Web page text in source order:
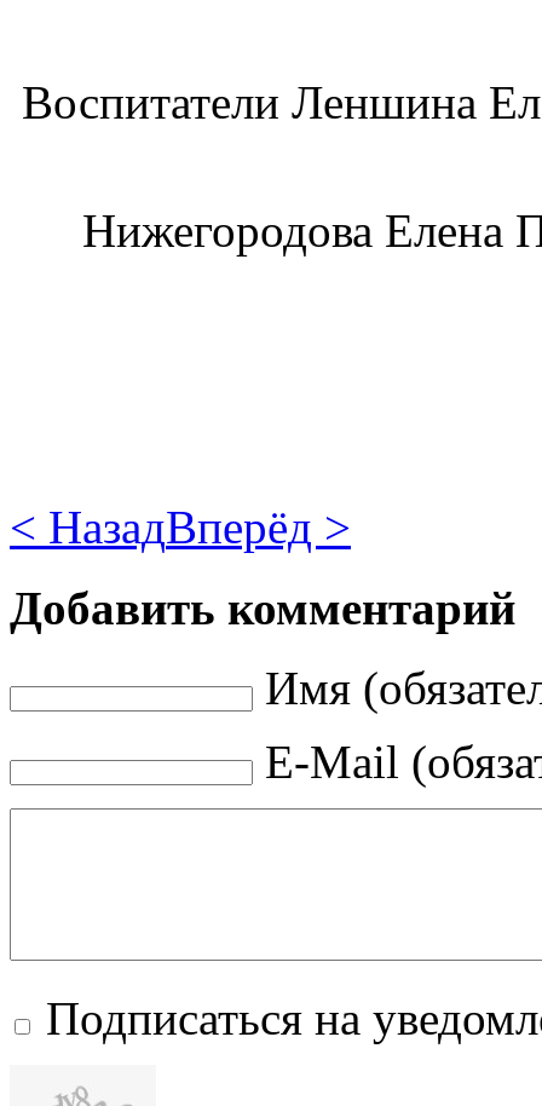
Воспитатели Леншина
Нижегородова Елена
< НазадВперёд >
Добавить комментарий
Имя
E-Mail
Подписаться на